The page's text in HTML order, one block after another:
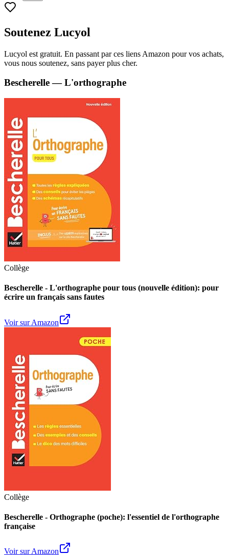
Soutenez Lucyol
Lucyol est gratuit. En passant par ces liens Amazon pour vos achats,
vous nous soutenez, sans payer plus cher.
Bescherelle — L'orthographe
Collège
Bescherelle - L'orthographe pour tous (nouvelle édition): pour
écrire un français sans fautes
Voir sur Amazon
Collège
Bescherelle - Orthographe (poche): l'essentiel de l'orthographe
française
Voir sur Amazon